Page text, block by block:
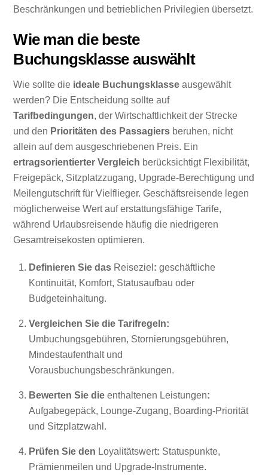
Beschränkungen und betrieblichen Privilegien übersetzt.
Wie man die beste
Buchungsklasse auswählt
Wie sollte die ideale Buchungsklasse ausgewählt
werden? Die Entscheidung sollte auf
Tarifbedingungen, der Wirtschaftlichkeit der Strecke
und den Prioritäten des Passagiers beruhen, nicht
allein auf dem ausgeschriebenen Preis. Ein
ertragsorientierter Vergleich berücksichtigt Flexibilität,
Freigepäck, Sitzplatzzugang, Upgrade-Berechtigung und
Meilengutschrift für Vielflieger. Geschäftsreisende legen
möglicherweise Wert auf erstattungsfähige Tarife,
während Urlaubsreisende häufig die niedrigeren
Gesamtreisekosten optimieren.
Definieren Sie das Reiseziel : geschäftliche
Kontinuität, Komfort, Statusaufbau oder
Budgeteinhaltung.
Vergleichen Sie die Tarifregeln:
Umbuchungsgebühren, Stornierungsgebühren,
Mindestaufenthalt und
Vorausbuchungsbeschränkungen.
Bewerten Sie die enthaltenen Leistungen:
Aufgabegepäck, Lounge-Zugang, Boarding-Priorität
und Sitzplatzwahl.
Prüfen Sie den Loyalitätswert: Statuspunkte,
Prämienmeilen und Upgrade-Instrumente.